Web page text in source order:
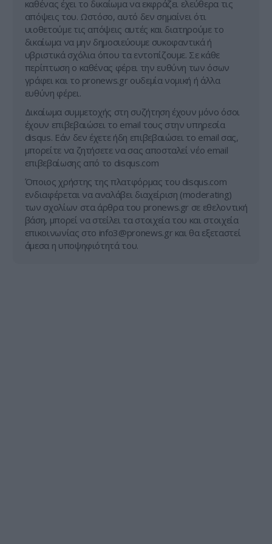
καθένας έχει το δικαίωμα να εκφράζει ελεύθερα τις
απόψεις του. Ωστόσο, αυτό δεν σημαίνει ότι
υιοθετούμε τις απόψεις αυτές και διατηρούμε το
δικαίωμα να μην δημοσιεύουμε συκοφαντικά ή
υβριστικά σχόλια όπου τα εντοπίζουμε. Σε κάθε
περίπτωση ο καθένας φέρει την ευθύνη των όσων
γράφει και το pronews.gr ουδεμία νομική ή άλλα
ευθύνη φέρει.
Δικαίωμα συμμετοχής στη συζήτηση έχουν μόνο όσοι
έχουν επιβεβαιώσει το email τους στην υπηρεσία
disqus. Εάν δεν έχετε ήδη επιβεβαιώσει το email σας,
μπορείτε να ζητήσετε να σας αποσταλεί νέο email
επιβεβαίωσης από το disqus.com
Όποιος χρήστης της πλατφόρμας του disqus.com
ενδιαφέρεται να αναλάβει διαχείριση (moderating)
των σχολίων στα άρθρα του pronews.gr σε εθελοντική
βάση, μπορεί να στείλει τα στοιχεία του και στοιχεία
επικοινωνίας στο info3@pronews.gr και θα εξεταστεί
άμεσα η υποψηφιότητά του.